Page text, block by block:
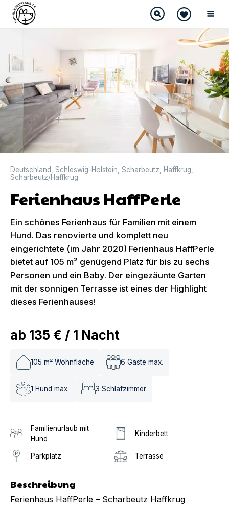
DIREKT BUCHBAR
Deutschland Schleswig-Holstein Scharbeutz Haffkrug
Scharbeutz/Haffkrug
Ferienhaus HaffPerle
Ein schönes Ferienhaus für Familien mit einem
Hund. Das renovierte und komplett neu
eingerichtete (im Jahr 2020) Ferienhaus HaffPerle
bietet auf 105 m² genügend Platz für bis zu sechs
Personen und ein Baby. Der eingezäunte Garten
mit der sonnigen Terrasse ist eines der Highlight
dieses Ferienhauses!
ab 135 € / 1 Nacht
105 m² Wohnfläche 6 Gäste max.
1 Hund max. 3 Schlafzimmer
Familienurlaub mit
Hund
Kinderbett
Parkplatz Terrasse
Beschreibung
Ferienhaus HaffPerle – Scharbeutz Haffkrug